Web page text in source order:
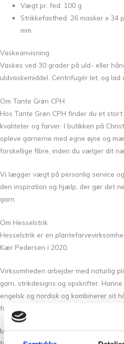
Vægt pr. fed: 100 g
Strikkefasthed: 26 masker x 34
mm
Vaskeanvisning
Vaskes ved 30 grader på uld- eller
uldvaskemiddel. Centrifugér let, og lad
Om Tante Grøn CPH
Hos Tante Grøn CPH finder du et
kvaliteter og farver. I butikken på
opleve garnerne med egne øjne og
forskellige fibre, inden du vælger dit
Vi lægger vægt på personlig service
den inspiration og hjælp, der gør det
garn.
Om Hesselstrik
Hesselstrik er en
Kær Pedersen i 2020.
Virksomheden arbejder med naturlig
garn, strikdesigns og opskrifter.
engelsk og nordisk og kombinerer sit
formidling og professionel oversættelse.
Med respekt for traditionelle